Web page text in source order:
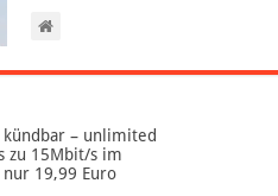
– unlimited
zu 15Mbit/s im
nur 19,99 Euro